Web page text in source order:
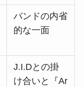
バンドの内省
的な一面
J.I.Dとの掛
け合いと『Ar